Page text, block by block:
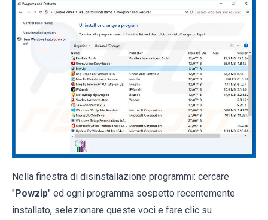
Nella finestra di disinstallazione programmi: cercare
"Powzip" ed ogni programma sospetto recentemente
installato, selezionare queste voci e fare clic su